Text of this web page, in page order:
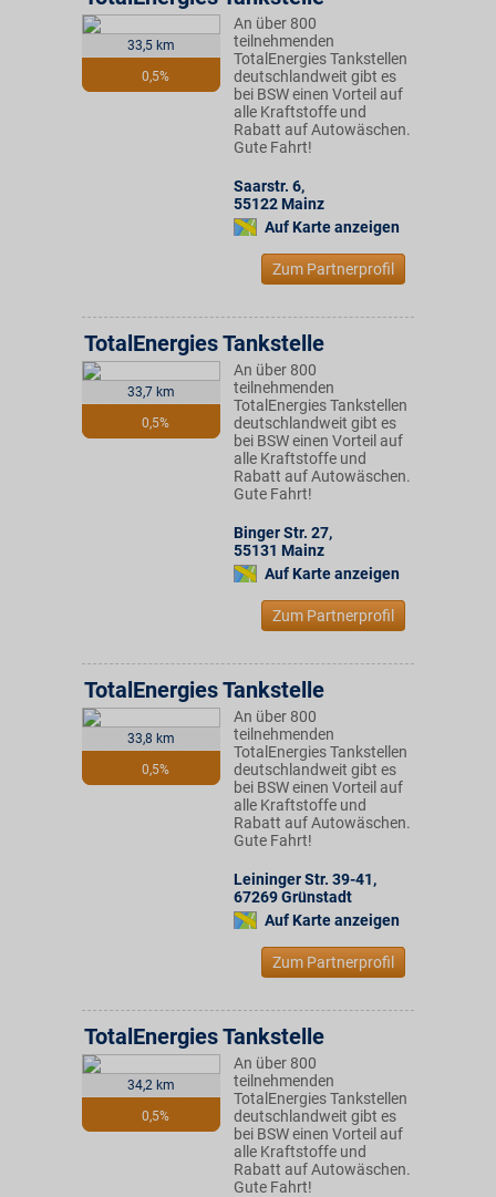
33,5 km
0,5%
An über 800
teilnehmenden
TotalEnergies Tankstellen
deutschlandweit gibt es
bei BSW einen Vorteil auf
alle Kraftstoffe und
Rabatt auf Autowäschen.
Gute Fahrt!
Saarstr. 6,
55122 Mainz
Auf Karte anzeigen
Zum Partnerprofil
33,7 km
0,5%
TotalEnergies Tankstelle
An über 800
teilnehmenden
TotalEnergies Tankstellen
deutschlandweit gibt es
bei BSW einen Vorteil auf
alle Kraftstoffe und
Rabatt auf Autowäschen.
Gute Fahrt!
Binger Str. 27,
55131 Mainz
Auf Karte anzeigen
Zum Partnerprofil
33,8 km
0,5%
TotalEnergies Tankstelle
An über 800
teilnehmenden
TotalEnergies Tankstellen
deutschlandweit gibt es
bei BSW einen Vorteil auf
alle Kraftstoffe und
Rabatt auf Autowäschen.
Gute Fahrt!
Leininger Str. 39-41,
67269Grünstadt
Auf Karte anzeigen
Zum Partnerprofil
34,2 km
0,5%
TotalEnergies Tankstelle
An über 800
teilnehmenden
TotalEnergies Tankstellen
deutschlandweit gibt es
bei BSW einen Vorteil auf
alle Kraftstoffe und
Rabatt auf Autowäschen.
Gute Fahrt!